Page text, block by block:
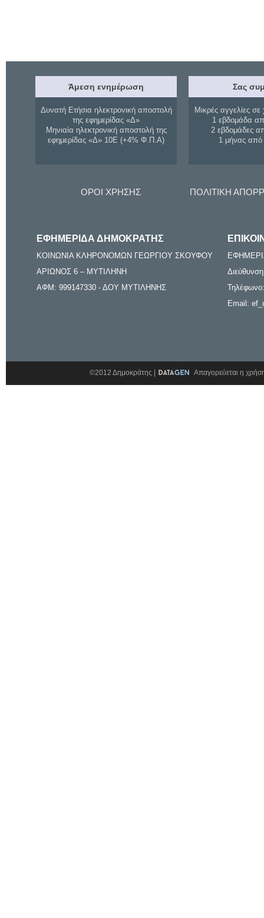
Άμεση ενημέρωση
Δυνατή Ετήσια ηλεκτρονική αποστολή
της εφημερίδας «Δ»
Μηνιαία ηλεκτρονική αποστολή της
εφημερίδας «Δ» 10Ε (+4% Φ.Π.Α)
Σας
Μικρές αγγελίες σε
1 εβδομάδα
2 εβδομάδες
1 μήνας
ΟΡΟΙ ΧΡΗΣΗΣ ΠΟΛΙΤΙΚΗ
ΕΦΗΜΕΡΙΔΑ ΔΗΜΟΚΡΑΤΗΣ
ΚΟΙΝΩΝΙΑ ΚΛΗΡΟΝΟΜΩΝ ΓΕΩΡΓΙΟΥ ΣΚΟΥΦΟΥ
ΑΡΙΩΝΟΣ 6 – ΜΥΤΙΛΗΝΗ
ΑΦΜ: 999147330 - ΔΟΥ ΜΥΤΙΛΗΝΗΣ
Email:
©2012 Δημοκράτης | Απαγορεύεται η